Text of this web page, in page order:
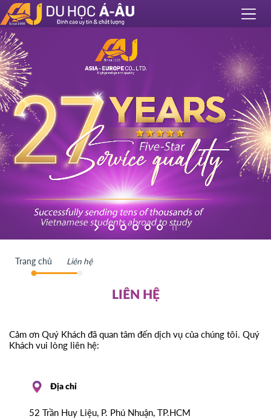
Trang chủ Liên hệ
LIÊN HỆ
Cảm ơn Quý Khách đã quan tâm đến dịch vụ của chúng tôi. Quý
Khách vui lòng liên hệ:
Địa chỉ
52 Trần Huy Liệu, P. Phú Nhuận, TP.HCM